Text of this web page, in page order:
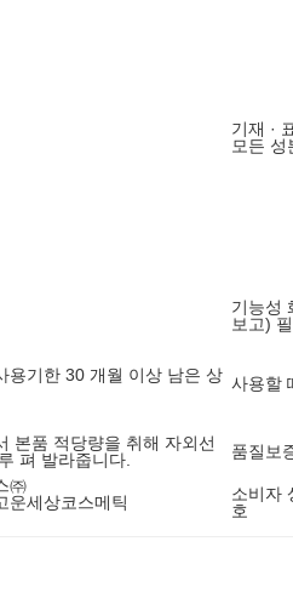
기재 ·
모든 성
기능성
보고)
용기한 30 개월 이상 남은 상 사용할
본품 적당량을 취해 자외선
펴 발라줍니다.
품질보
㈜
운세상코스메틱
소비자
호